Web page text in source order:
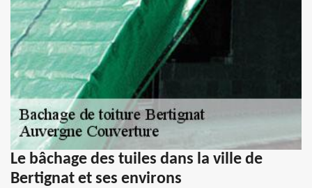
Le bâchage des tuiles dans la ville de
Bertignat et ses environs